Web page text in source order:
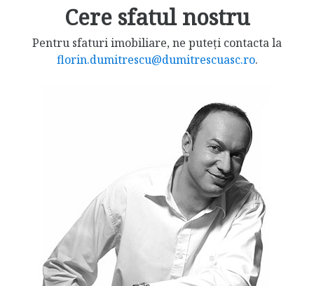
Cere sfatul nostru
Pentru sfaturi imobiliare, ne puteți contacta la
florin.dumitrescu@dumitrescuasc.ro.